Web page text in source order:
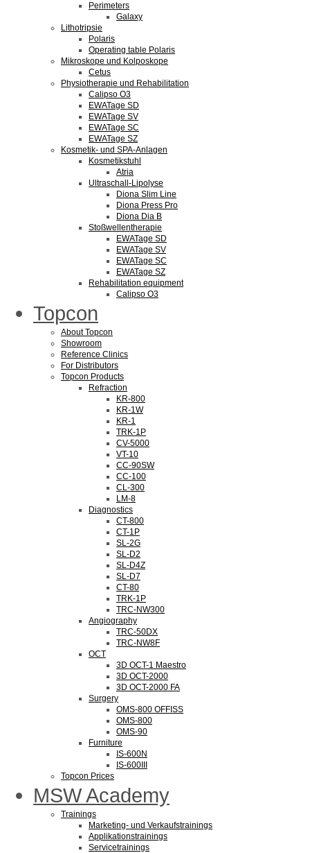
Perimeters
Galaxy
Lithotripsie
Polaris
Operating table Polaris
Mikroskope und Kolposkope
Cetus
Physiotherapie und Rehabilitation
Calipso O3
EWATage SD
EWATage SV
EWATage SC
EWATage SZ
Kosmetik- und SPA-Anlagen
Kosmetikstuhl
Atria
Ultraschall-Lipolyse
Diona Slim Line
Diona Press Pro
Diona Dia B
Stoßwellentherapie
EWATage SD
EWATage SV
EWATage SC
EWATage SZ
Rehabilitation equipment
Calipso O3
Topcon
About Topcon
Showroom
Reference Clinics
For Distributors
Topcon Products
Refraction
KR-800
KR-1W
KR-1
TRK-1P
CV-5000
VT-10
CC-90SW
CC-100
CL-300
LM-8
Diagnostics
CT-800
CT-1P
SL-2G
SL-D2
SL-D4Z
SL-D7
CT-80
TRK-1P
TRC-NW300
Angiography
TRC-50DX
TRC-NW8F
OCT
3D OCT-1 Maestro
3D OCT-2000
3D OCT-2000 FA
Surgery
OMS-800 OFFISS
OMS-800
OMS-90
Furniture
IS-600N
IS-600III
Topcon Prices
MSW Academy
Trainings
Marketing- und Verkaufstrainings
Applikationstrainings
Servicetrainings